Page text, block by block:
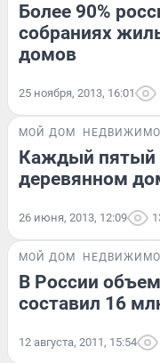
Более 90%
собраниях
домов
25 ноября, 2013, 16:01
МОЙ ДОМ
Каждый пятый
деревянном
26 июня, 2013, 12:09
МОЙ ДОМ
В России
составил 16
12 августа, 2011, 15:54